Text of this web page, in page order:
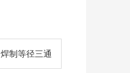
制等径三通